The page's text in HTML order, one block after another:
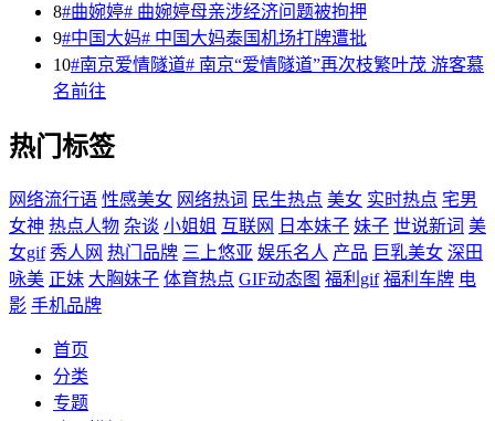
8#曲婉婷# 曲婉婷母亲涉经济问题被拘押
9#中国大妈# 中国大妈泰国机场打牌遭批
10#南京爱情隧道# 南京“爱情隧道”再次枝繁叶茂 游客慕
名前往
热门标签
网络流行语 性感美女 网络热词 民生热点 美女 实时热点 宅男
女神 热点人物 杂谈 小姐姐 互联网 日本妹子 妹子 世说新词 美
女gif 秀人网 热门品牌 三上悠亚 娱乐名人 产品 巨乳美女 深田
咏美 正妹 大胸妹子 体育热点 GIF动态图 福利gif 福利车牌 电
影 手机品牌
首页
分类
专题